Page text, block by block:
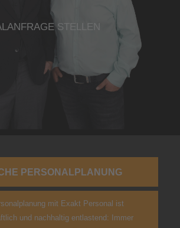
STELLEN
PERSONALPLANUNG
mit Exakt Personal ist
und nachhaltig entlastend: Immer